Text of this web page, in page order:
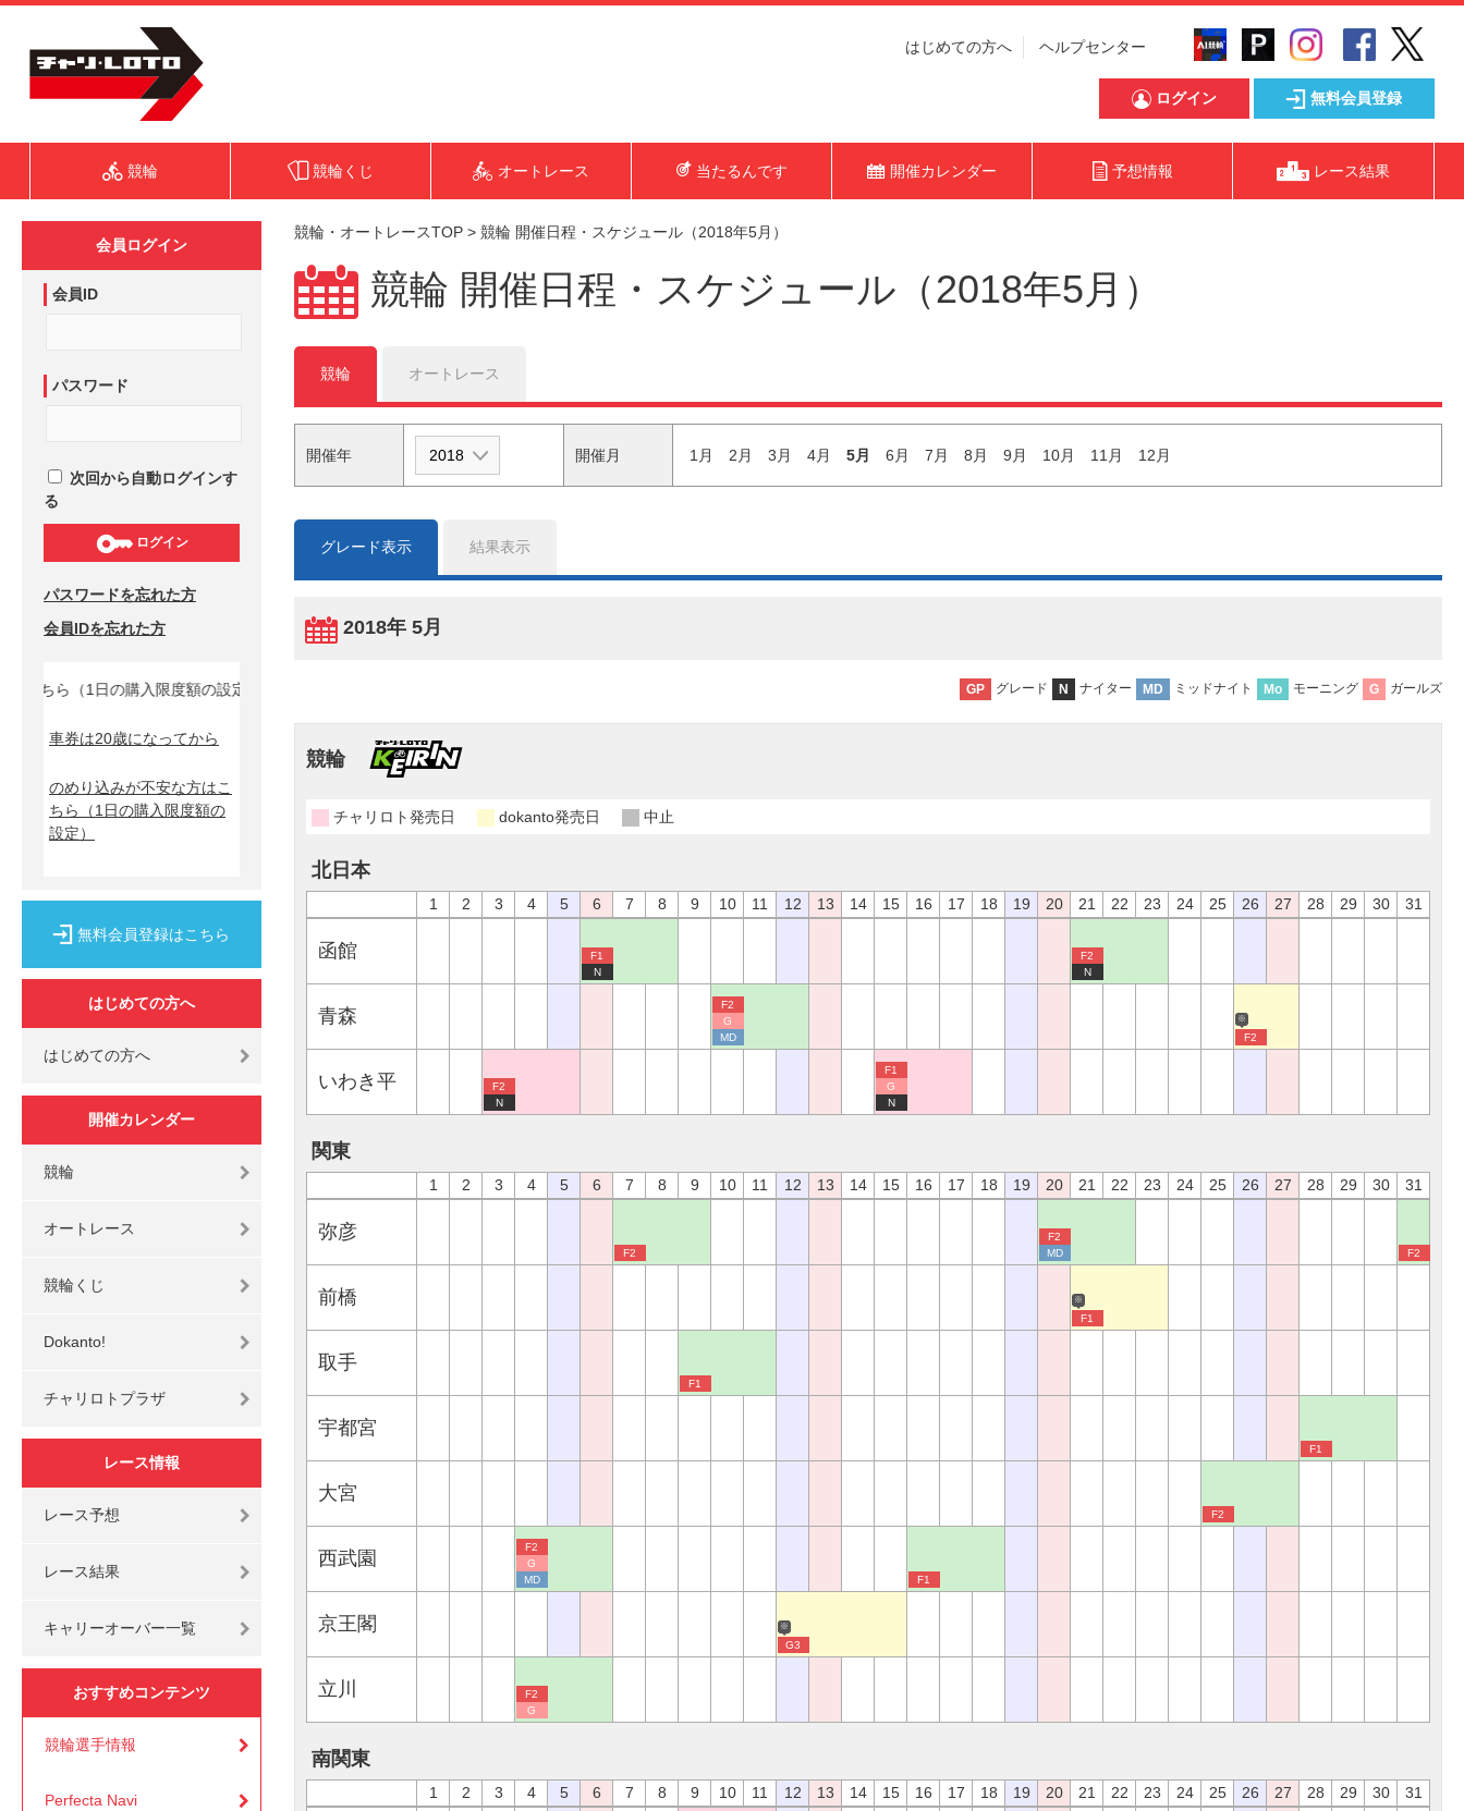
はじめての方へ ヘルプセンター
ログイン 無料会員登録
競輪 競輪くじ オートレース 当たるんです 開催カレンダー 予想情報 レース結果
会員ログイン
会員ID
パスワード
次回から自動ログインす
る
ログイン
パスワードを忘れた方
会員IDを忘れた方
（1日の購入限度額の設定）↓
車券は20歳になってから
のめり込みが不安な方はこ
ちら
（1日の購入限度額の
設定）
無料会員登録はこちら
はじめての方へ
はじめての方へ
開催カレンダー
競輪
オートレース
競輪くじ
Dokanto!
チャリロトプラザ
レース情報
レース予想
レース結果
キャリーオーバー一覧
おすすめコンテンツ
競輪選手情報
Perfecta Navi
競輪・オートレースTOP > 競輪 開催日程・スケジュール（2018年5月）
競輪 開催日程・スケジュール（2018年5月）
競輪 オートレース
開催年 開催月 1月 2月 3月 4月 5月 6月 7月 8月 9月 10月 11月 12月
グレード表示 結果表示
2018年 5月
GP グレード N ナイター MD ミッドナイト Mo モーニング G ガールズ
競輪
チャリロト発売日 dokanto発売日 中止
北日本
1 2 3 4 5 6 7 8 9 10 11 12 13 14 15 16 17 18 19 20 21 22 23 24 25 26 27 28 29 30 31
函館
F1
N
F2
N
青森
F2
G
MD
※
F2
いわき平
F2
N
F1
G
N
関東
1 2 3 4 5 6 7 8 9 10 11 12 13 14 15 16 17 18 19 20 21 22 23 24 25 26 27 28 29 30 31
弥彦
F2
F2
MD
F2
前橋 ※
F1
取手
F1
宇都宮
F1
大宮
F2
西武園
F2
G
MD
F1
京王閣 ※
G3
立川
F2
G
南関東
1 2 3 4 5 6 7 8 9 10 11 12 13 14 15 16 17 18 19 20 21 22 23 24 25 26 27 28 29 30 31